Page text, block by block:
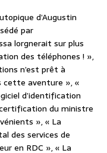
d’Augustin
par
lorgnerait sur plus
des téléphones ! »,
n’est prêt à
cette aventure », «
d’identification
du ministre
», « La
des services de
en RDC », « La